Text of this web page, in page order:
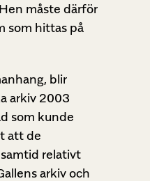
måste därför
som hittas på
blir
arkiv 2003
som kunde
att de
relativt
arkiv och